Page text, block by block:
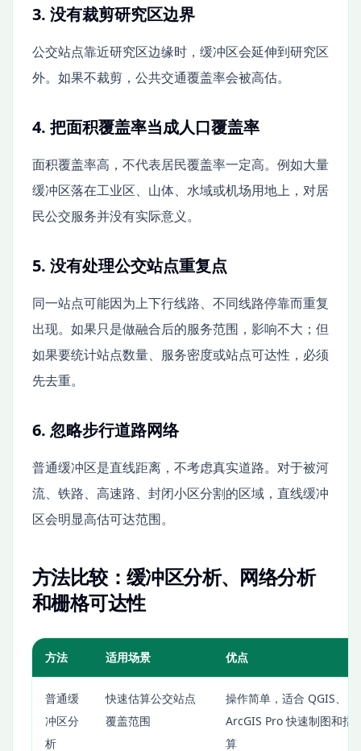
3. 没有裁剪研究区边界
公交站点靠近研究区边缘时，缓冲区会延伸到研究区
外。如果不裁剪，公共交通覆盖率会被高估。
4. 把面积覆盖率当成人口覆盖率
面积覆盖率高，不代表居民覆盖率一定高。例如大量
缓冲区落在工业区、山体、水域或机场用地上，对居
民公交服务并没有实际意义。
5. 没有处理公交站点重复点
同一站点可能因为上下行线路、不同线路停靠而重复
出现。如果只是做融合后的服务范围，影响不大；但
如果要统计站点数量、服务密度或站点可达性，必须
先去重。
6. 忽略步行道路网络
普通缓冲区是直线距离，不考虑真实道路。对于被河
流、铁路、高速路、封闭小区分割的区域，直线缓冲
区会明显高估可达范围。
方法比较：缓冲区分析、网络分析
和栅格可达性
方法 适用场景 优点
普通缓
冲区分
析
快速估算公交站点
覆盖范围
操作简单，适合 QGIS、
ArcGIS Pro 快速制图和指
算